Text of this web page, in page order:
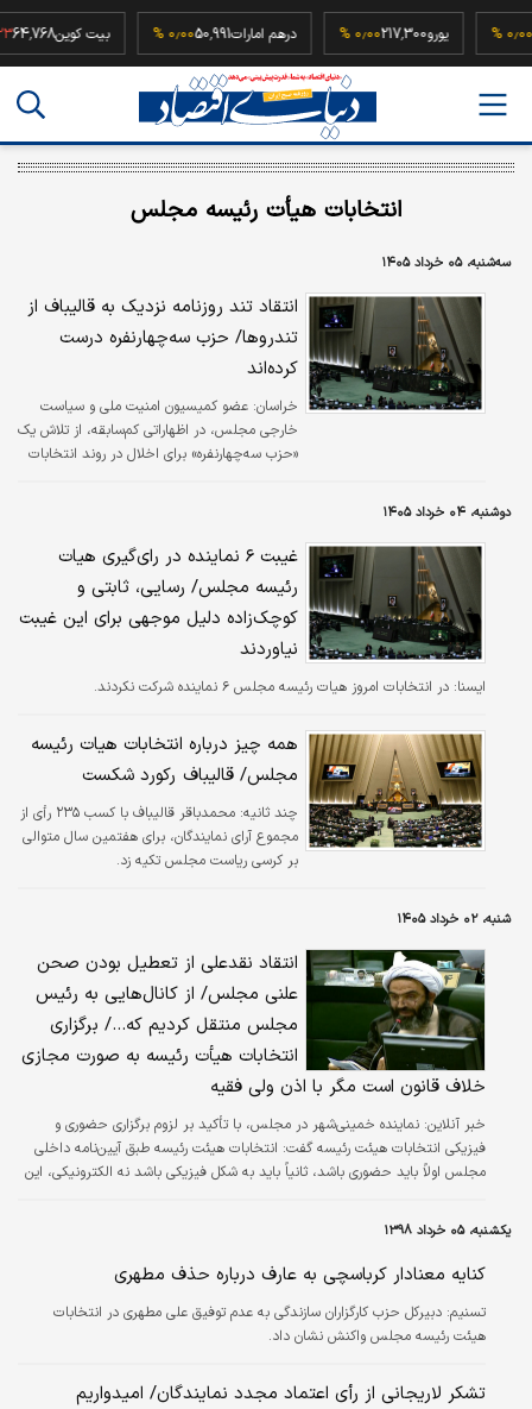
۰٫۰۰ % یورو217,300۰٫۰۰ % درهم امارات50,991۰٫۰۰ % بیت کوین
انتخابات هیأت رئیسه مجلس
سه‌شنبه، ۰۵ خرداد ۱۴۰۵
انتقاد تند روزنامه نزدیک به قالیباف از
تندروها/ حزب سه‌چهارنفره درست
کرده‌اند
خراسان: عضو کمیسیون امنیت ملی و سیاست
خارجی مجلس، در اظهاراتی کم‌سابقه، از تلاش یک
«حزب سه‌چهارنفره» برای اخلال در روند انتخابات
تحریک افکار عمومی روند انتخابات را تحت تأثیر
قرار دهد.
دوشنبه، ۰۴ خرداد ۱۴۰۵
غیبت ۶ نماینده در رای‌گیری هیات
رئیسه مجلس/ رسایی، ثابتی و
کوچک‌زاده دلیل موجهی برای این غیبت
نیاوردند
ايسنا: در انتخابات امروز هیات رئیسه مجلس ۶ نماینده‌ شرکت نکردند.
همه چیز درباره انتخابات هیات رئیسه
مجلس/ قالیباف رکورد شکست
چند ثانیه:
محمدباقر قالیباف با کسب ۲۳۵ رأی از
مجموع آرای نمایندگان، برای هفتمین سال متوالی
بر کرسی ریاست مجلس تکیه زد.
شنبه، ۰۲ خرداد ۱۴۰۵
انتقاد نقدعلی از تعطیل بودن صحن
علنی مجلس/ از کانال‌هایی به رئیس
مجلس منتقل کردیم که.../ برگزاری
انتخابات هیأت رئیسه به صورت مجازی
خلاف قانون است مگر با اذن ولی فقیه
خبر آنلاین: نماینده خمینی‌شهر در مجلس، با تأکید بر لزوم برگزاری حضوری و
فیزیکی انتخابات هیئت رئیسه گفت: انتخابات هیئت رئیسه طبق آیین‌نامه داخلی
مجلس اولاً باید حضوری باشد، ثانیاً باید به شکل فیزیکی باشد نه الکترونیکی، این
اعتباری ندارد.
یکشنبه، ۰۵ خرداد ۱۳۹۸
کنایه معنادار کرباسچی به عارف درباره حذف مطهری
تسنیم: دبیرکل حزب کارگزاران سازندگی به عدم توفیق علی مطهری در انتخابات
هیئت رئیسه مجلس واکنش نشان داد.
تشکر لاریجانی از رأی اعتماد مجدد نمایندگان/ امیدواریم